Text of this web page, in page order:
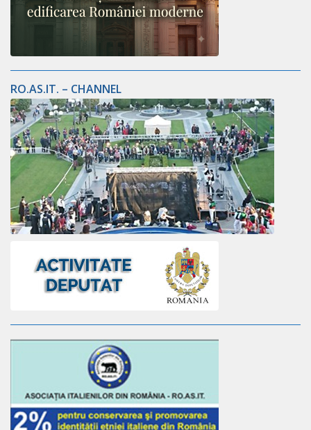
RO.AS.IT. – CHANNEL